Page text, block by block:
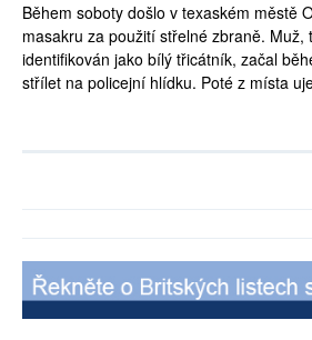
Během soboty došlo v texaském městě
masakru za použití střelné zbraně. Muž,
identifikován jako bílý třicátník, začal
střílet na policejní hlídku. Poté z místa